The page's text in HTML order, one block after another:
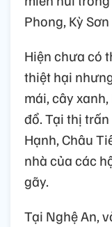
Phong, Kỳ
Hiện chưa có
thiệt hại
mái, cây
đổ. Tại thị
Hạnh, Châu
nhà của các
gãy.
Tại Nghệ An,